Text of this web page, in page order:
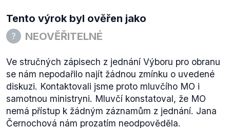
Tento výrok byl ověřen jako
NEOVĚŘITELNÉ
Ve stručných zápisech z jednání Výboru pro obranu
se nám nepodařilo najít žádnou zmínku o uvedené
diskuzi. Kontaktovali jsme proto mluvčího MO i
samotnou ministryni. Mluvčí konstatoval, že MO
nemá přístup k žádným záznamům z jednání. Jana
Černochová nám prozatím neodpověděla.